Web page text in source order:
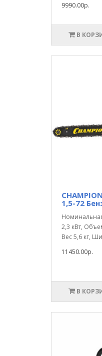
9990.00р.
В
1,5-72
2,3 кВт,
Вес 5,6 кг,
11450.00р.
В